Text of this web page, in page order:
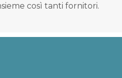
così tanti fornitori.